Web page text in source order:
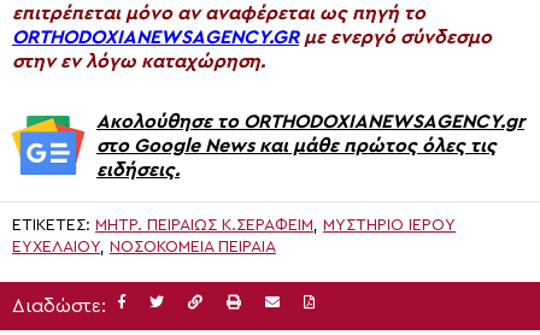
επιτρέπεται μόνο αν αναφέρεται ως πηγή το
ORTHODOXIANEWSAGENCY.GRμε ενεργό σύνδεσμο
στην εν λόγω καταχώρηση.
Ακολούθησε το ORTHODOXIANEWSAGENCY.gr
στο Google News και μάθε πρώτος όλες τις
ειδήσεις.
ΕΤΙΚΈΤΕΣ: ΜΗΤΡ. ΠΕΙΡΑΙΏΣ Κ.ΣΕΡΑΦΕΊΜ, ΜΥΣΤΉΡΙΟ ΙΕΡΟΎ
ΕΥΧΕΛΑΊΟΥ, ΝΟΣΟΚΟΜΕΊΑ ΠΕΙΡΑΙΆ
Διαδώστε: